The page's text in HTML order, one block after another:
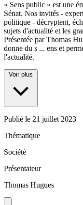
« Sens public » est une
Sénat. Nos invités -
politique - décryptent,
sujets d'actualité et les
Présentée par Thomas
donne du s ... ens et
l'actualité.
Voir plus
Publié le 21 juillet 2023
Thématique
Société
Présentateur
Thomas Hugues